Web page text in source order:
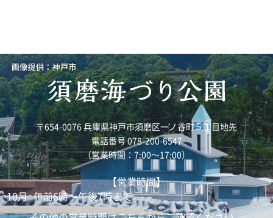
〒654-0076 兵庫県神戸市須磨区一ノ谷町５丁目地先
電話番号 078-200-6547
（営業時間：7:00～17:00）
【営業時間】
10月 午前6時～午後7時まで